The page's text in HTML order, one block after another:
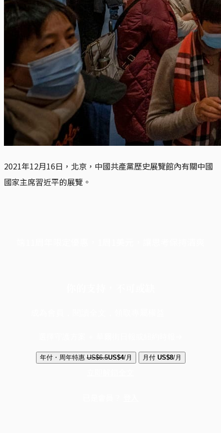
2021年12月16日，北京，中國共產黨歷史展覽館內有關中國
國家主席習近平的展覽。
年付・周年特惠 US$6.5US$4/月 月付 US$8/月